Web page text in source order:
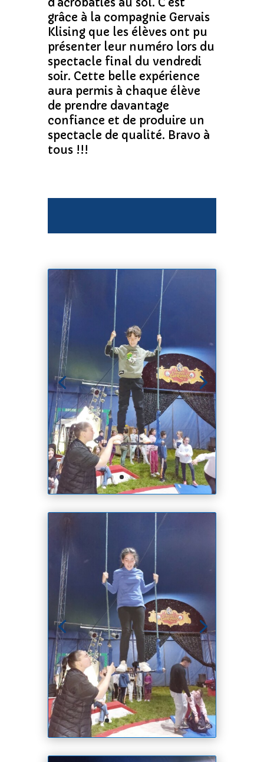
grâce à la compagnie Gervais
Klising que les élèves ont pu
présenter leur numéro lors du
spectacle final du vendredi
soir. Cette belle expérience
aura permis à chaque élève
de prendre davantage
confiance et de produire un
spectacle de qualité. Bravo à
tous !!!